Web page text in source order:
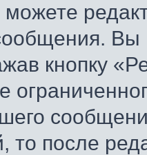
Вы
кнопку
то после